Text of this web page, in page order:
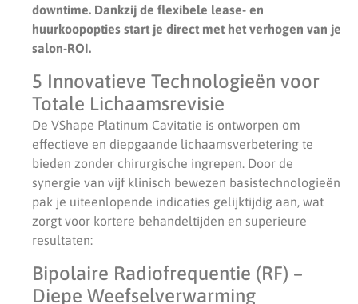
downtime. Dankzij de flexibele lease- en
huurkoopopties start je direct met het verhogen van je
salon-ROI.
5 Innovatieve Technologieën voor
Totale Lichaamsrevisie
De VShape Platinum Cavitatie is ontworpen om
effectieve en diepgaande lichaamsverbetering te
bieden zonder chirurgische ingrepen. Door de
synergie van vijf klinisch bewezen basistechnologieën
pak je uiteenlopende indicaties gelijktijdig aan, wat
zorgt voor kortere behandeltijden en superieure
resultaten:
Bipolaire Radiofrequentie (RF) –
Diepe Weefselverwarming